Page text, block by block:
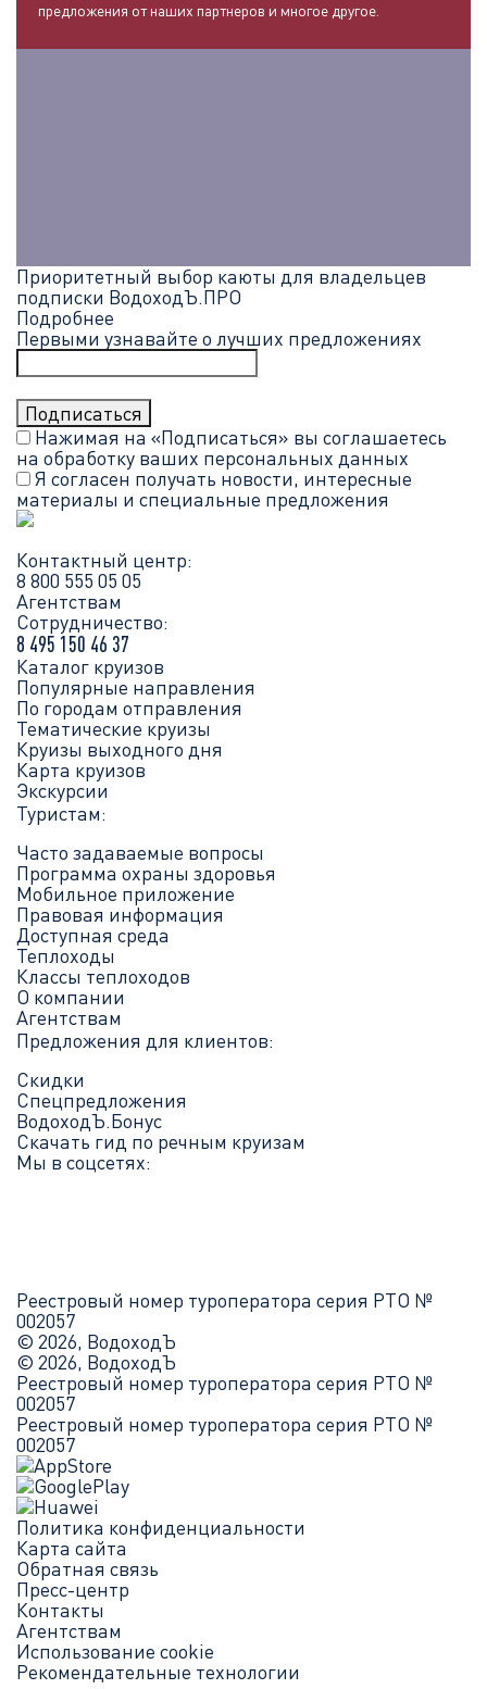
предложения от наших партнеров и многое другое.
Приоритетный выбор каюты для владельцев
подписки ВодоходЪ.ПРО
Подробнее
Первыми узнавайте о лучших предложениях
Нажимая на «Подписаться» вы соглашаетесь
на обработку ваших персональных данных
Я согласен получать новости, интересные
материалы и специальные предложения
Контактный центр:
8 800 555 05 05
Агентствам
Сотрудничество:
8 495 150 46 37
Каталог круизов
Популярные направления
По городам отправления
Тематические круизы
Круизы выходного дня
Карта круизов
Экскурсии
Туристам:
Часто задаваемые вопросы
Программа охраны здоровья
Мобильное приложение
Правовая информация
Доступная среда
Теплоходы
Классы теплоходов
О компании
Агентствам
Предложения для клиентов:
Скидки
Спецпредложения
ВодоходЪ.Бонус
Скачать гид по речным круизам
Мы в соцсетях:
Реестровый номер туроператора серия РТО №
002057
© 2026, ВодоходЪ
© 2026, ВодоходЪ
Реестровый номер туроператора серия РТО №
002057
Реестровый номер туроператора серия РТО №
002057
Политика конфиденциальности
Карта сайта
Обратная связь
Пресс-центр
Контакты
Агентствам
Использование cookie
Рекомендательные технологии